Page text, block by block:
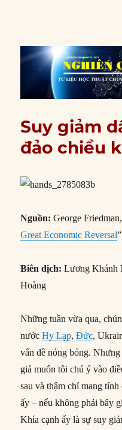
Suy giảm
đảo chiều
Nguồn: George
Great Economic Reversal
Biên dịch: Lương Khánh
Hoàng
Những tuần vừa qua,
nướcHy Lạp,Đức,
vấn đề nóng bỏng.
giả muốn tôi chú ý vào
sau và thậm chí mang
ấy – nếu không phải bây
Khía cạnh ấy là sự suy